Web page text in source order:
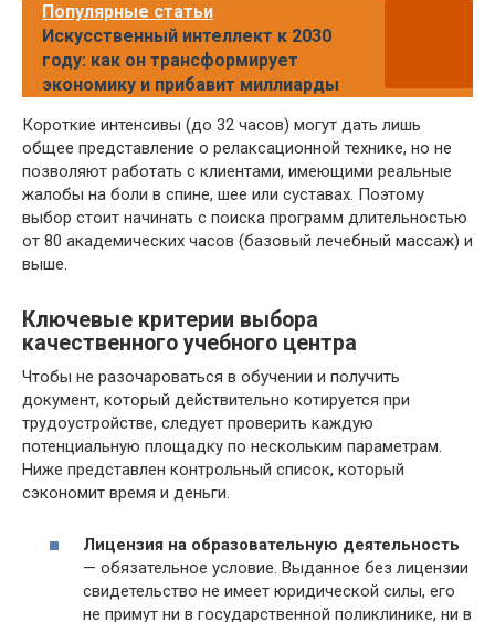
Популярные статьи
Искусственный интеллект к 2030
году: как он трансформирует
экономику и прибавит миллиарды
Короткие интенсивы (до 32 часов) могут дать лишь
общее представление о релаксационной технике, но не
позволяют работать с клиентами, имеющими реальные
жалобы на боли в спине, шее или суставах. Поэтому
выбор стоит начинать с поиска программ длительностью
от 80 академических часов (базовый лечебный массаж) и
выше.
Ключевые критерии выбора
качественного учебного центра
Чтобы не разочароваться в обучении и получить
документ, который действительно котируется при
трудоустройстве, следует проверить каждую
потенциальную площадку по нескольким параметрам.
Ниже представлен контрольный список, который
сэкономит время и деньги.
Лицензия на образовательную деятельность
— обязательное условие. Выданное без лицензии
свидетельство не имеет юридической силы, его
не примут ни в государственной поликлинике, ни в